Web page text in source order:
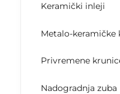
Keramički inleji
Metalo-
Privremene
Nadogradnja zuba